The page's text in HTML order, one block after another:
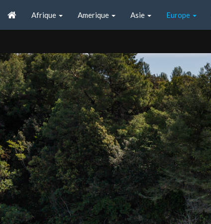
Afrique Amerique Asie Europe